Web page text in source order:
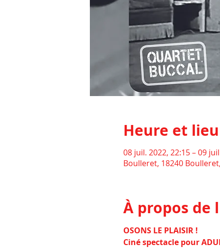
Heure et lieu
08 juil. 2022, 22:15 – 09
Boulleret, 18240
À propos de
OSONS LE PLAISIR !
Ciné spectacle pour